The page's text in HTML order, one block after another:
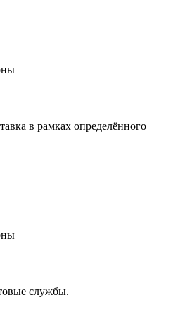
в рамках определённого
службы.